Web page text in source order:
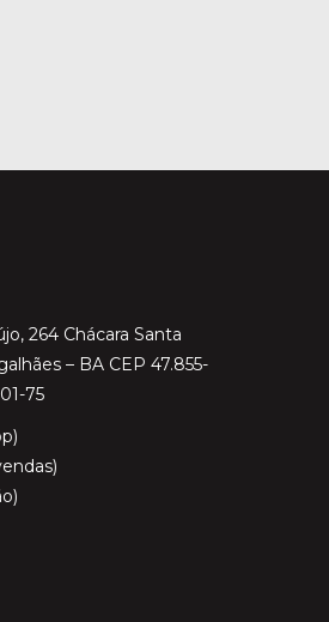
264 Chácara Santa
– BA CEP 47.855-
75